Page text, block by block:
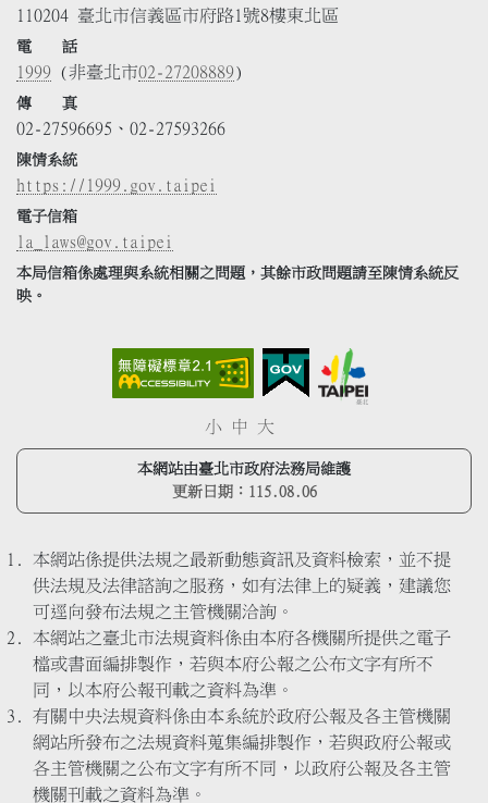
110204 臺北市信義區市府路1號8樓東北區
電 話
1999 (非臺北市02-27208889)
傳 真
02-27596695、02-27593266
陳情系統
https://1999.gov.taipei
電子信箱
la_laws@gov.taipei
本局信箱係處理與系統相關之問題，其餘市政問題請至陳情系統反
映。
小 中 大
本網站由臺北市政府法務局維護
更新日期： 115.08.06
本網站係提供法規之最新動態資訊及資料檢索，並不提
供法規及法律諮詢之服務，如有法律上的疑義，建議您
可逕向發布法規之主管機關洽詢。
本網站之臺北市法規資料係由本府各機關所提供之電子
檔或書面編排製作，若與本府公報之公布文字有所不
同，以本府公報刊載之資料為準。
有關中央法規資料係由本系統於政府公報及各主管機關
網站所發布之法規資料蒐集編排製作，若與政府公報或
各主管機關之公布文字有所不同，以政府公報及各主管
機關刊載之資料為準。